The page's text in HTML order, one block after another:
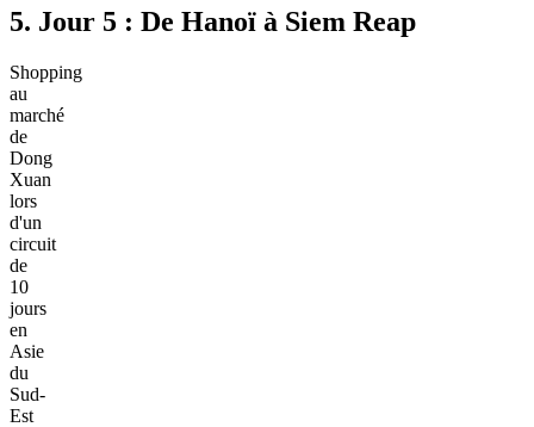
5. Jour 5 : De Hanoï à Siem Reap
Shopping
au
marché
de
Dong
Xuan
lors
d'un
circuit
de
10
jours
en
Asie
du
Sud-
Est